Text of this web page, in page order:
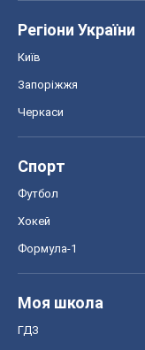
Регіони України
Київ
Запоріжжя
Черкаси
Спорт
Футбол
Хокей
Формула-1
Моя школа
ГДЗ